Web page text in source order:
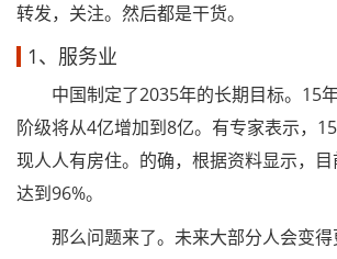
转发，关注。然后都是干货。
1、服务业
中国制定了2035年的长期目标。15
阶级将从4亿增加到8亿。有专家表示，
现人人有房住。的确，根据资料显示，
达到96%。
那么问题来了。未来大部分人会变得